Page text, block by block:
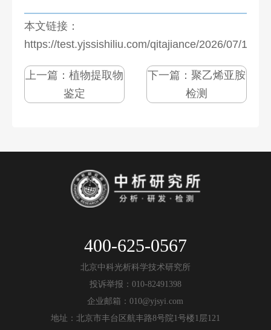
本文链接：
https://test.yjssishiliu.com/qitajiance/2026/07/
上一篇： 植物提取物
鉴定
下一篇：聚乙烯亚胺
检测
400-625-0567
北京中科光析科学技术研究所
投诉举报：010-82491398
企业邮箱：010@yjsyi.com
地址：北京市丰台区航丰路8号院1号楼1层121